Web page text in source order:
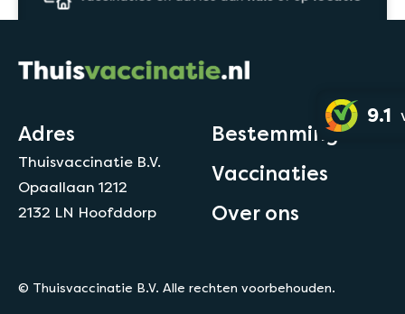
9.1
Adres
Thuisvaccinatie B.V.
Opaallaan 1212
2132 LN Hoofddorp
Bestemmingen
Vaccinaties
Over ons
© Thuisvaccinatie B.V. Alle rechten voorbehouden.